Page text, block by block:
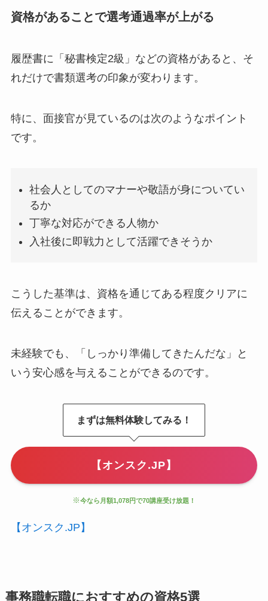
資格があることで選考通過率が上がる
履歴書に「秘書検定2級」などの資格があると、そ
れだけで書類選考の印象が変わります。
特に、面接官が見ているのは次のようなポイント
です。
社会人としてのマナーや敬語が身についてい
るか
丁寧な対応ができる人物か
入社後に即戦力として活躍できそうか
こうした基準は、資格を通じてある程度クリアに
伝えることができます。
未経験でも、「しっかり準備してきたんだな」と
いう安心感を与えることができるのです。
まずは無料体験してみる！
【オンスク.JP】
※今なら月額1,078円で70講座受け放題！
【オンスク.JP】
事務職転職におすすめの資格5選